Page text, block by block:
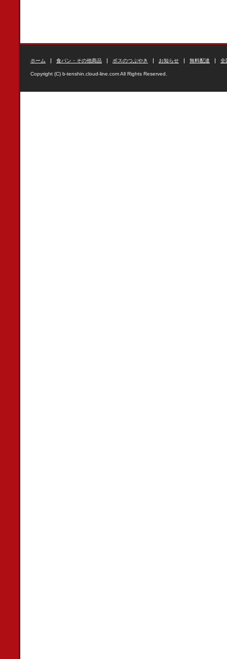
ホーム 食パン・その他商品 ボスのつぶやき お知らせ 無料配達 全
Copyright (C) b-tenshin.cloud-line.com All Rights Reserved.